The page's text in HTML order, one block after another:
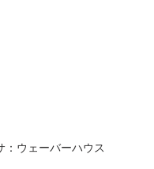
：ウェーバーハウス